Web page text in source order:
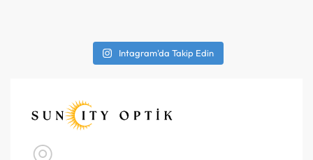
Intagram'da Takip Edin